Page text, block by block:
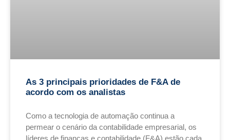
As 3 principais prioridades de F&A de
acordo com os analistas
Como a tecnologia de automação continua a
permear o cenário da contabilidade empresarial, os